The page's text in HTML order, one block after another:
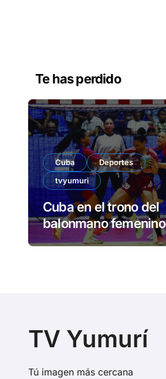
Te has perdido
Cuba
Deportes
tvyumuri
Cuba en el trono del
balonmano femenino
TV Yumurí
Tú imagen más cercana